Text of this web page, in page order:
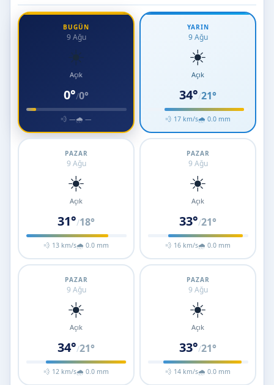
BUGÜN
9 Ağu
☀️
Açık
0°/0°
💨 —🌧 —
YARIN
9 Ağu
☀️
Açık
34°/21°
💨 17 km/s🌧 0.0 mm
PAZAR
9 Ağu
☀️
Açık
31°/18°
💨 13 km/s🌧 0.0 mm
PAZAR
9 Ağu
☀️
Açık
33°/21°
💨 16 km/s🌧 0.0 mm
PAZAR
9 Ağu
☀️
Açık
34°/21°
💨 12 km/s🌧 0.0 mm
PAZAR
9 Ağu
☀️
Açık
33°/21°
💨 14 km/s🌧 0.0 mm